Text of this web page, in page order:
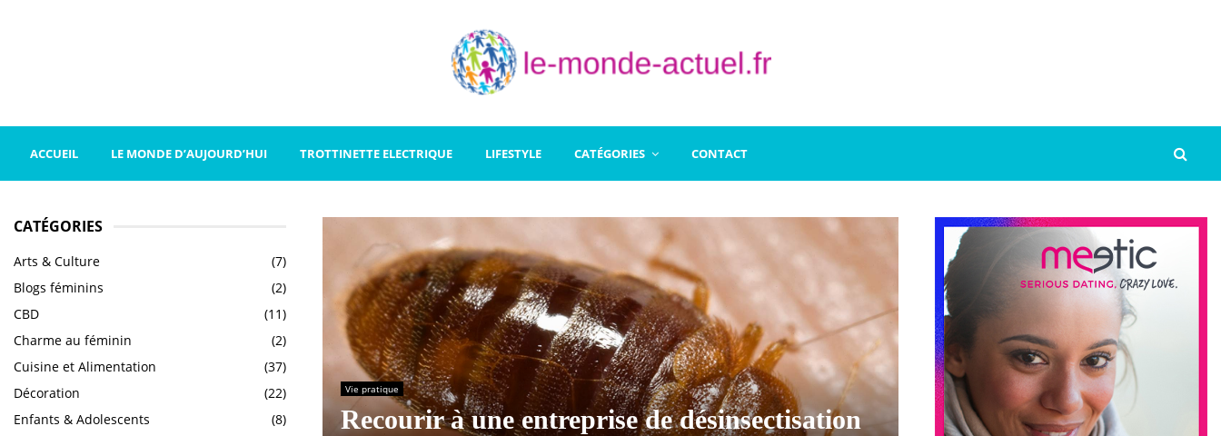
ACCUEIL LE MONDE D’AUJOURD’HUI TROTTINETTE ELECTRIQUE LIFESTYLE CATÉGORIES CONTACT
Vie pratique
Recourir à une entreprise de désinsectisation
CATÉGORIES
Arts & Culture
(7)
Blogs féminins
(2)
CBD
(11)
Charme au féminin
(2)
Cuisine et Alimentation
(37)
Décoration
(22)
Enfants & Adolescents
(8)